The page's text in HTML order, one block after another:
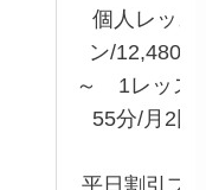
個人レッス
ン/12,480円
～ 1レッス
55分/月2回